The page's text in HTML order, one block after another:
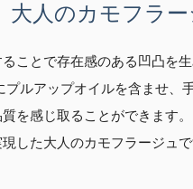
人のカモフラー
ことで存在感のある凹凸を
ルアップオイルを含ませ、
を感じ取ることができます
した大人のカモフラージュで